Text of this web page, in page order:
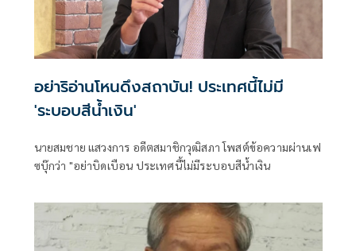
อย่าริอ่านโหนดึงสถาบัน! ประเทศนี้ไม่มี
'ระบอบสีน้ำเงิน'
นายสมชาย แสวงการ อดีตสมาชิกวุฒิสภา โพสต์ข้อความผ่านเฟ
ซบุ๊กว่า "อย่าบิดเบือน ประเทศนี้ไม่มีระบอบสีน้ำเงิน